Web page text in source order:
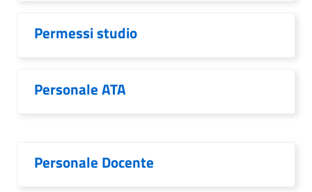
Permessi studio
Personale ATA
Personale Docente